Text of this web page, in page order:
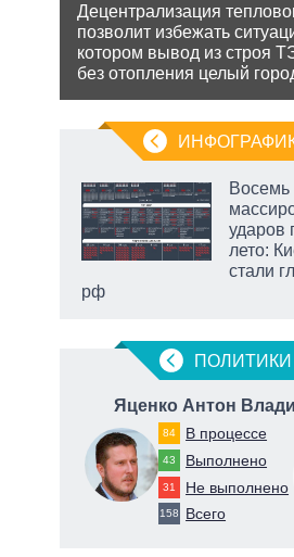
Децентрализация
позволит избежать
котором вывод из строя
без отопления целый
Восемь
ударов
лето:
стали
рф
ПОЛИТИКИ
Яценко Антон
84 В процессе
43 Выполнено
31 Не выполнено
158 Всего